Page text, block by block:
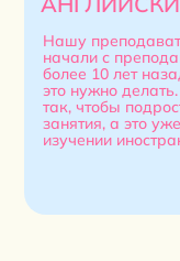
Нашу
начали с
более 10 лет
это нужно
так, чтобы
занятия, а это
изучении